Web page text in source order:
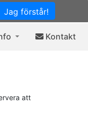
Jag förstår!
Kontakt
att